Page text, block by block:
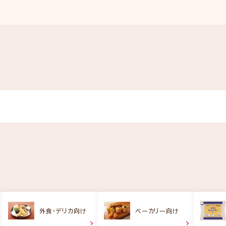
外食・デリカ向け ベーカリー向け